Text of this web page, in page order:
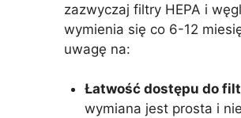
zazwyczaj filtry HEPA i
wymienia się co 6-12
uwagę na:
Łatwość dostępu do
wymiana jest prosta i